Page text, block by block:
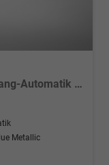
R-Line FINAL EDITION 3.0 TDI 8-Gang-Automatik 4MOTION
Metallic